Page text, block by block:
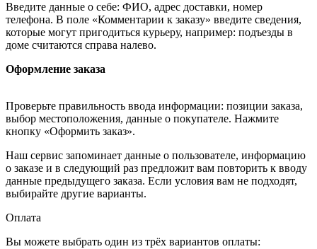
Введите данные о себе: ФИО, адрес доставки, номер
телефона. В поле «Комментарии к заказу» введите сведения,
которые могут пригодиться курьеру, например: подъезды в
доме считаются справа налево.
Оформление заказа
Проверьте правильность ввода информации: позиции заказа,
выбор местоположения, данные о покупателе. Нажмите
кнопку «Оформить заказ».
Наш сервис запоминает данные о пользователе, информацию
о заказе и в следующий раз предложит вам повторить к вводу
данные предыдущего заказа. Если условия вам не подходят,
выбирайте другие варианты.
Оплата
Вы можете выбрать один из трёх вариантов оплаты: